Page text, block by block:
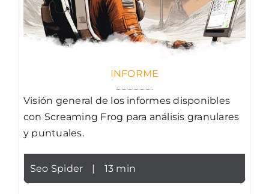
INFORME
Visión general de los informes disponibles
con Screaming Frog para análisis granulares
y puntuales.
Seo Spider | 13 min